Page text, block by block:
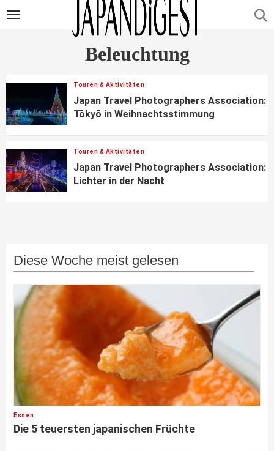
Beleuchtung
Touren & Aktivitäten
Japan Travel Photographers Association:
Tōkyō in Weihnachtsstimmung
Touren & Aktivitäten
Japan Travel Photographers Association:
Lichter in der Nacht
Diese Woche meist gelesen
Essen
Die 5 teuersten japanischen Früchte